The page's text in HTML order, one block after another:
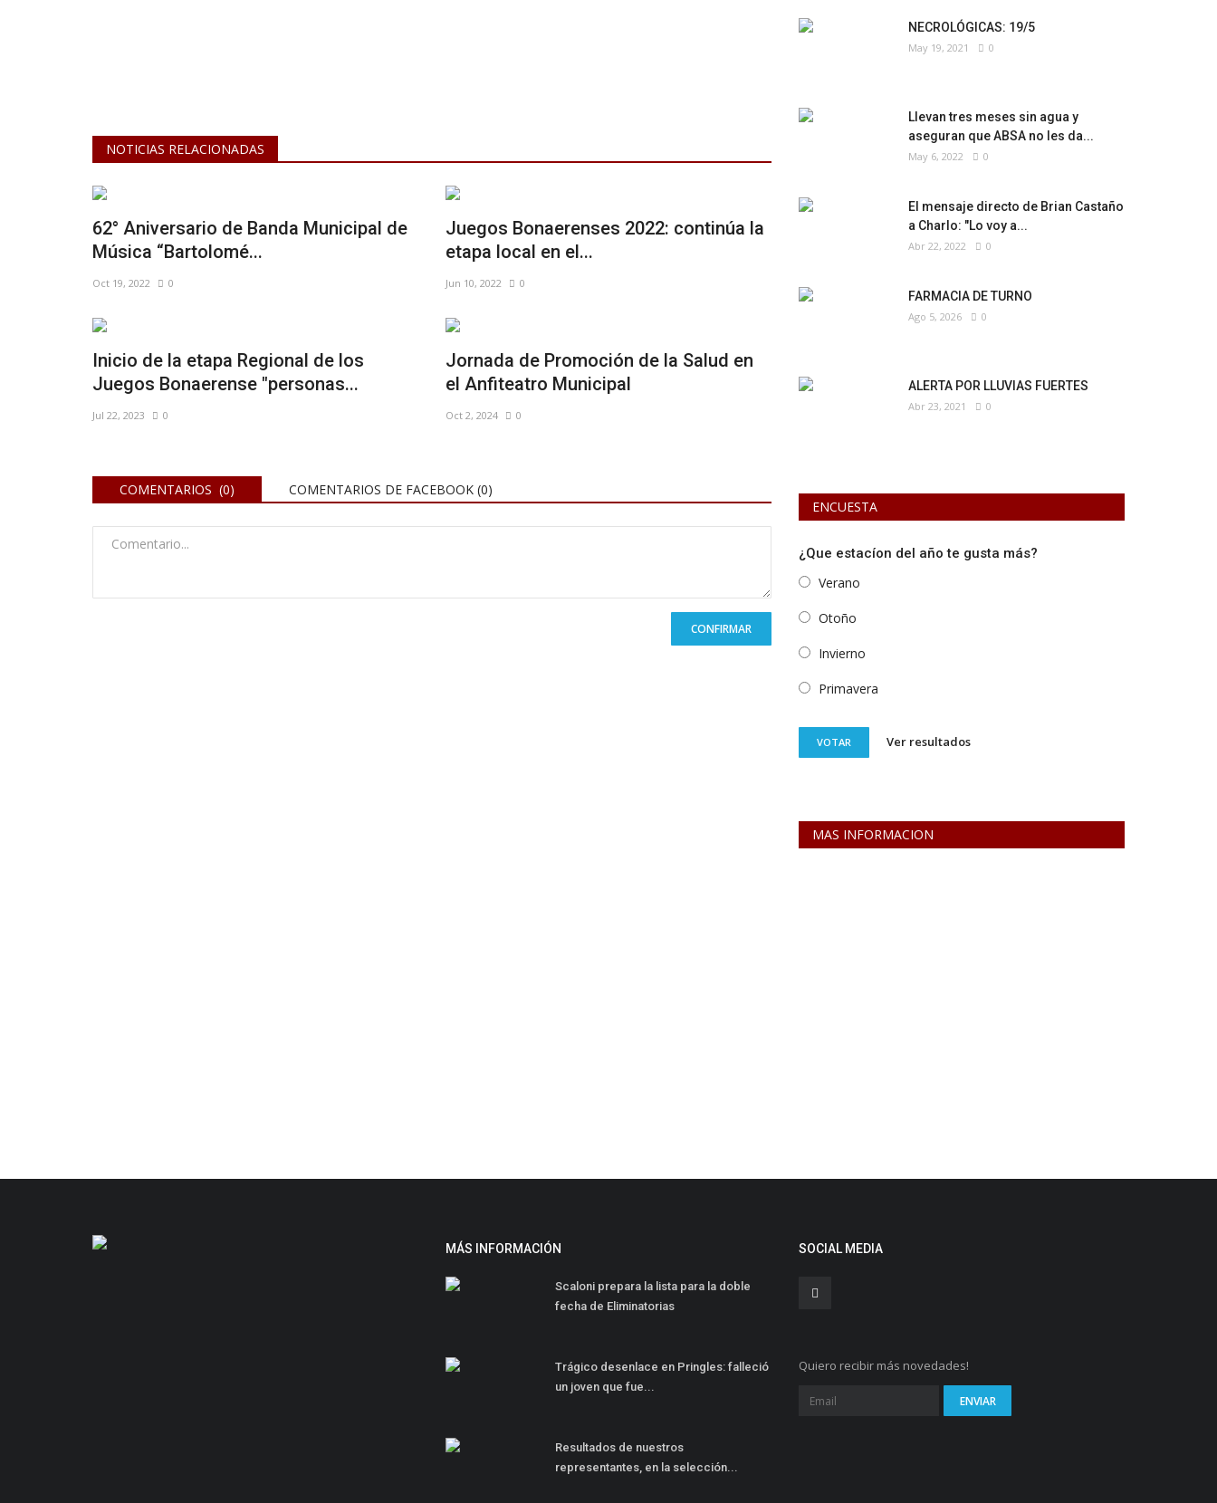
NOTICIAS RELACIONADAS
62° Aniversario de Banda Municipal de
Música “Bartolomé...
Oct 19, 2022 0
Juegos Bonaerenses 2022: continúa la
etapa local en el...
Jun 10, 2022 0
Inicio de la etapa Regional de los
Juegos Bonaerense "personas...
Jul 22, 2023 0
Jornada de Promoción de la Salud en
el Anfiteatro Municipal
Oct 2, 2024 0
COMENTARIOS (0) COMENTARIOS DE FACEBOOK (0)
CONFIRMAR
NECROLÓGICAS: 19/5
May 19, 2021 0
Llevan tres meses sin agua y
aseguran que ABSA no les da...
May 6, 2022 0
El mensaje directo de Brian Castaño
a Charlo: "Lo voy a...
Abr 22, 2022 0
FARMACIA DE TURNO
Ago 5, 2026 0
ALERTA POR LLUVIAS FUERTES
Abr 23, 2021 0
ENCUESTA
¿Que estacíon del año te gusta más?
Verano
Otoño
Invierno
Primavera
VOTAR Ver resultados
MAS INFORMACION
MÁS INFORMACIÓN
Scaloni prepara la lista para la doble
fecha de Eliminatorias
Trágico desenlace en Pringles: falleció
un joven que fue...
Resultados de nuestros
representantes, en la selección...
SOCIAL MEDIA
Quiero recibir más novedades!